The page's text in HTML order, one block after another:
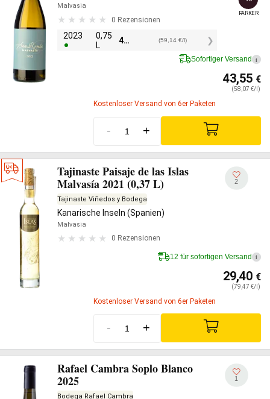
Malvasia
0 Rezensionen
2023
0,75
L
44,35 (59,14 €/l)
PARKER
Sofortiger Versand i
43,55 €
(58,07 €/l)
Kostenloser Versand von 6er Paketen
- +
Tajinaste Paisaje de las Islas
Malvasía 2021 (0,37 L)
Tajinaste Viñedos y Bodega
Kanarische Inseln (Spanien)
Malvasia
0 Rezensionen
2
12 für sofortigen Versand i
29,40 €
(79,47 €/l)
Kostenloser Versand von 6er Paketen
- +
Rafael Cambra Soplo Blanco
2025
Bodega Rafael Cambra
1